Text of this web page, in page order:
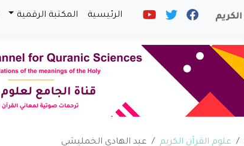
الرئيسية المكتبة الرقمية
علوم القرآن الكريم عبد الهادي الخمليشي